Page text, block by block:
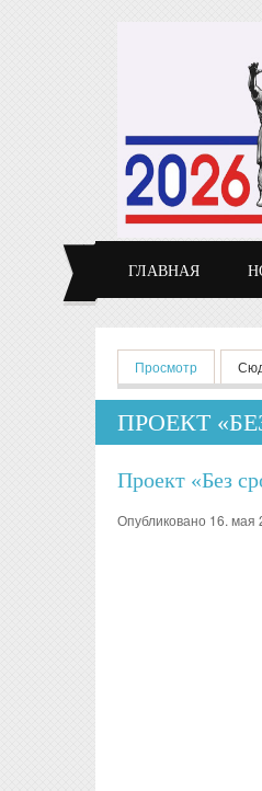
ГЛАВНАЯ
Главные
Просмотр
ПРОЕКТ
Проект «Без
Опубликовано 16. мая